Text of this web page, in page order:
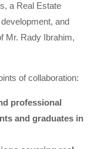
a Real Estate
and
Mr. Rady Ibrahim,
of collaboration:
professional
and graduates in